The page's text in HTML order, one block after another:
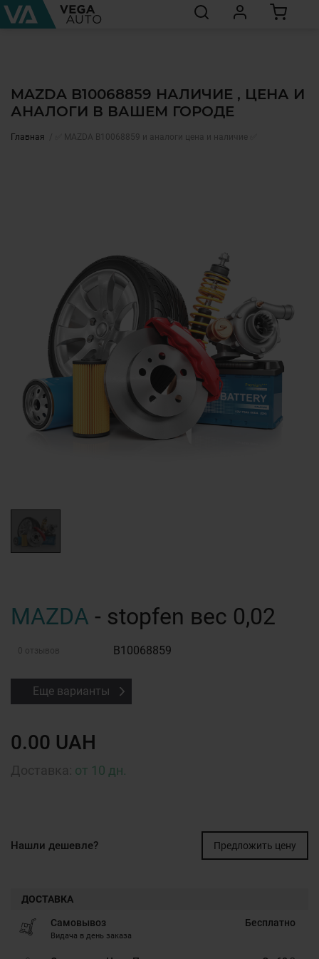
MAZDA B10068859 НАЛИЧИЕ , ЦЕНА И
АНАЛОГИ В ВАШЕМ ГОРОДЕ
Главная ✅ MAZDA B10068859 и аналоги цена и наличие ✅
MAZDA - stopfen вес 0,02
0 отзывов B10068859
Еще варианты
0.00 UAH
от 10 дн.
Нашли дешевле? Предложить цену
ДОСТАВКА
Самовывоз
Видача в день заказа
Бесплатно